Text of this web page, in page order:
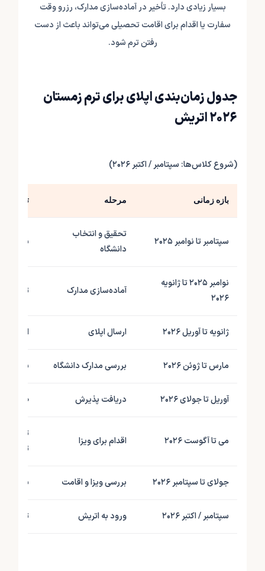
بسیار زیادی دارد. تأخیر در آماده‌سازی مدارک، رزرو وقت
سفارت یا اقدام برای اقامت تحصیلی می‌تواند باعث از دست
رفتن ترم شود.
جدول زمان‌بندی اپلای برای ترم زمستان
۲۰۲۶ اتریش
(شروع کلاس‌ها: سپتامبر / اکتبر ۲۰۲۶)
بازه زمانی مرحله
سپتامبر تا نوامبر ۲۰۲۵
تحقیق و انتخاب
دانشگاه
بررسی
نوامبر ۲۰۲۵ تا ژانویه
۲۰۲۶
آماده‌سازی مدارک ترجمه
ژانویه تا آوریل ۲۰۲۶ ارسال اپلای ارسال
مارس تا ژوئن ۲۰۲۶ بررسی مدارک دانشگاه بررسی
آوریل تا جولای ۲۰۲۶ دریافت پذیرش صدور
می تا آگوست ۲۰۲۶ اقدام برای ویزا
تمکن
تحصیلی
جولای تا سپتامبر ۲۰۲۶ بررسی ویزا و اقامت بررسی
سپتامبر / اکتبر ۲۰۲۶ ورود به اتریش ثبت